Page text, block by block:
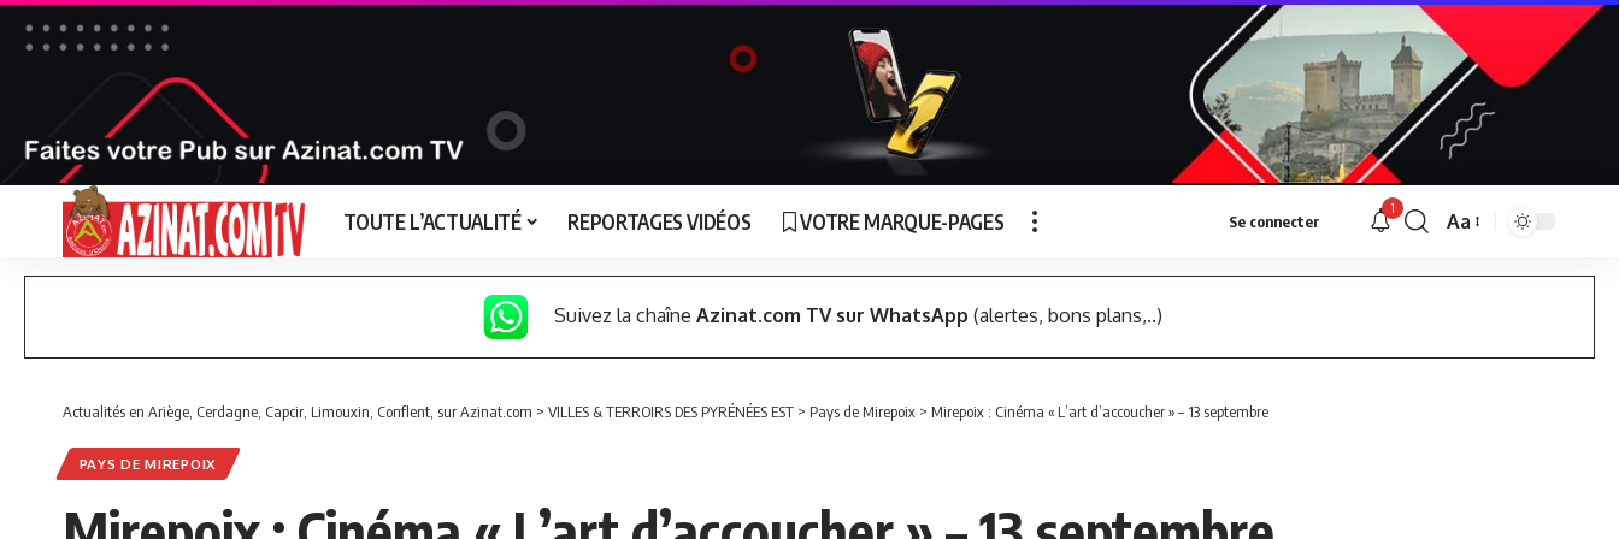
TOUTE L’ACTUALITÉ REPORTAGES VIDÉOS VOTRE MARQUE-PAGES Se connecter
1
Font
Aa
Suivez la chaîne Azinat.com TV sur WhatsApp (alertes, bons plans,..)
Actualités en Ariège, Cerdagne, Capcir, Limouxin, Conflent, sur Azinat.com > VILLES & TERROIRS DES PYRÉNÉES EST > Pays de Mirepoix > Mirepoix : Cinéma « L’art d’accoucher » – 13 septembre
PAYS DE MIREPOIX